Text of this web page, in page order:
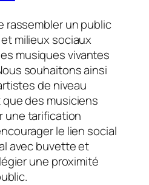
rassembler un public
milieux sociaux
musiques vivantes
souhaitons ainsi
de niveau
des musiciens
une tarification
le lien social
avec buvette et
une proximité